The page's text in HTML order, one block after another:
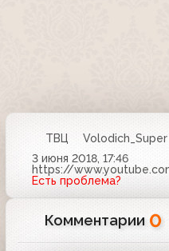
ТВЦ Volodich_Super
3 июня 2018, 17:46
https://
Есть проблема?
Комментарии 0